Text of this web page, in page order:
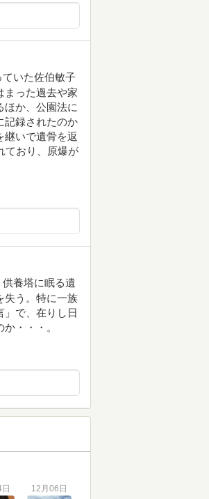
いた佐伯敏子
まった過去や家
ほか、公園法に
記録されたのか
継いで遺骨を返
ており、原爆が
養塔に眠る遺
失う。特に一族
」で、在りし日
・・・。
12月06日